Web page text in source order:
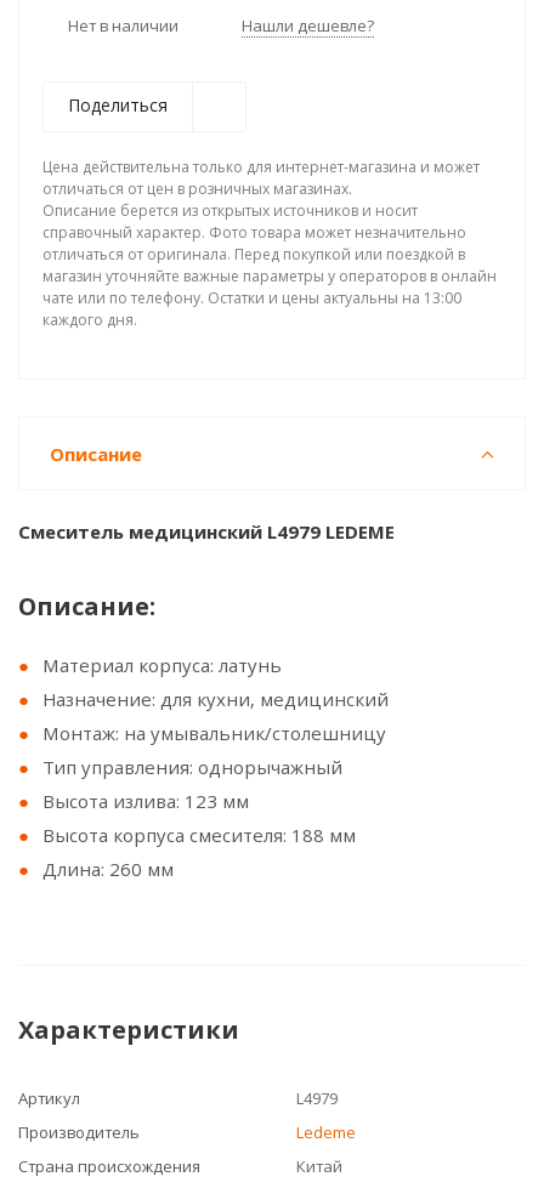
Нет в наличии Нашли дешевле?
Поделиться
Цена действительна только для интернет-магазина и может
отличаться от цен в розничных магазинах.
Описание берется из открытых источников и носит
справочный характер. Фото товара может незначительно
отличаться от оригинала. Перед покупкой или поездкой в
магазин уточняйте важные параметры у операторов в онлайн
чате или по телефону. Остатки и цены актуальны на 13:00
каждого дня.
Описание
Смеситель медицинский L4979 LEDEME
Описание:
Материал корпуса: латунь
Назначение: для кухни, медицинский
Монтаж: на умывальник/столешницу
Тип управления: однорычажный
Высота излива: 123 мм
Высота корпуса смесителя: 188 мм
Длина: 260 мм
Характеристики
Артикул
L4979
Производитель
Ledeme
Страна происхождения
Китай